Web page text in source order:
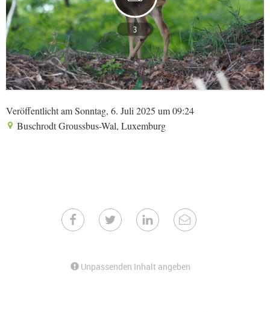
3
Veröffentlicht am Sonntag, 6. Juli 2025 um 09:24
Buschrodt Groussbus-Wal, Luxemburg
Unpassenden Inhalt angeben